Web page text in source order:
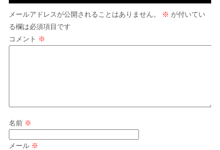
メールアドレスが公開されることはありません。 ※ が付いてい
る欄は必須項目です
コメント ※
名前 ※
メール ※